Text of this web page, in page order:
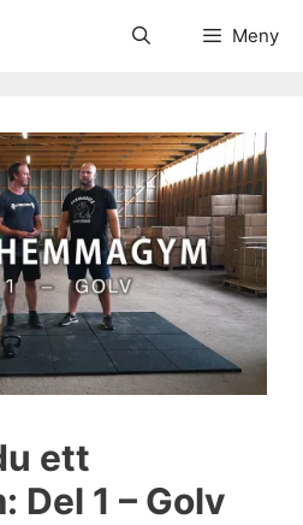
Meny
ett
Del 1 – Golv